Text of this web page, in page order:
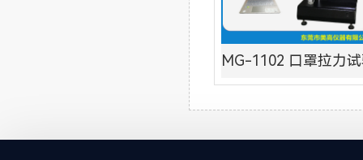
MG-1102 口罩拉力